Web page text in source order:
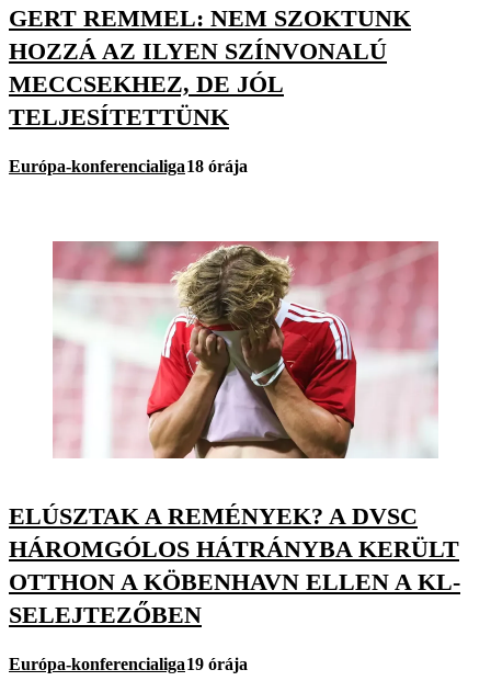
GERT REMMEL: NEM SZOKTUNK
HOZZÁ AZ ILYEN SZÍNVONALÚ
MECCSEKHEZ, DE JÓL
TELJESÍTETTÜNK
Európa-konferencialiga18 órája
ELÚSZTAK A REMÉNYEK? A DVSC
HÁROMGÓLOS HÁTRÁNYBA KERÜLT
OTTHON A KÖBENHAVN ELLEN A KL-
SELEJTEZŐBEN
Európa-konferencialiga19 órája